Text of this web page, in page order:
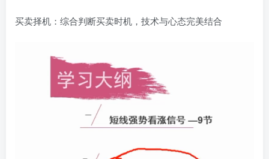
买卖择机：综合判断买卖时机，技术与心态完美结合